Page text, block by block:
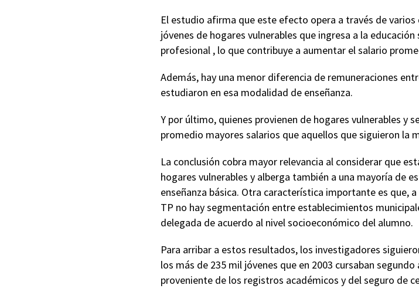
El estudio afirma que este efecto opera a través de
jóvenes de hogares vulnerables que ingresa a la
profesional , lo que contribuye a aumentar el salario
Además, hay una menor diferencia de remuneraciones
estudiaron en esa modalidad de enseñanza.
Y por último, quienes provienen de hogares vulnerables y
promedio mayores salarios que aquellos que siguieron la
La conclusión cobra mayor relevancia al considerar que
hogares vulnerables y alberga también a una mayoría de
enseñanza básica. Otra característica importante es que,
TP no hay segmentación entre establecimientos
delegada de acuerdo al nivel socioeconómico del alumno.
Para arribar a estos resultados, los investigadores
los más de 235 mil jóvenes que en 2003 cursaban
proveniente de los registros académicos y del seguro de